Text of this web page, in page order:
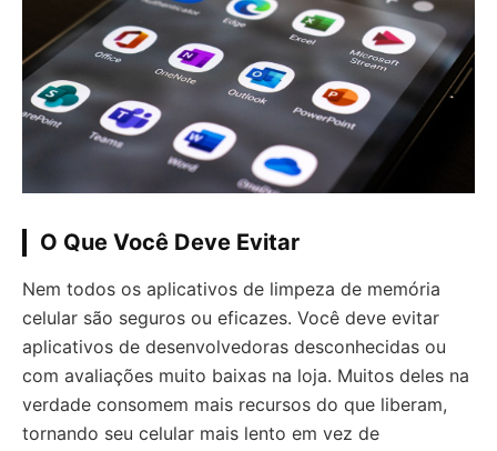
O Que Você Deve Evitar
Nem todos os aplicativos de limpeza de memória
celular são seguros ou eficazes. Você deve evitar
aplicativos de desenvolvedoras desconhecidas ou
com avaliações muito baixas na loja. Muitos deles na
verdade consomem mais recursos do que liberam,
tornando seu celular mais lento em vez de